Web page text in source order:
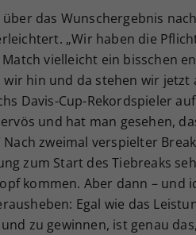
das Wunschergebnis
„Wir haben die
vielleicht ein bisschen
wir hin und da stehen wir jetzt
Davis-Cup-Rekordspieler
und hat man gesehen,
zweimal verspielter
zum Start des Tiebreaks
kommen. Aber dann – und
Egal wie das
zu gewinnen, ist genau